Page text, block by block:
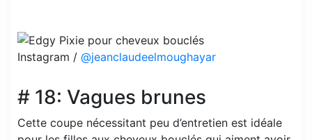
Instagram / @jeanclaudeelmoughayar
# 18: Vagues brunes
Cette coupe nécessitant peu d’entretien est idéale